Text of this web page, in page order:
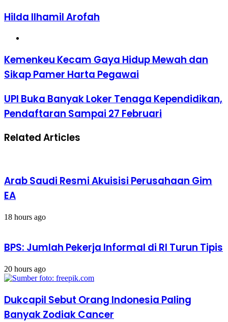
Hilda Ilhamil Arofah
Kemenkeu
Kecam
Gaya
dan
Sikap
Pamer
Pegawai
Kemenkeu Kecam Gaya Hidup Mewah dan
Sikap Pamer Harta Pegawai
UPI
Buka
Banyak
Tenaga
Kependidikan,
Februari
UPI Buka Banyak Loker Tenaga Kependidikan,
Pendaftaran Sampai 27 Februari
Related Articles
Arab Saudi Resmi Akuisisi Perusahaan Gim
EA
18 hours ago
BPS: Jumlah Pekerja Informal di RI Turun Tipis
20 hours ago
Dukcapil Sebut Orang Indonesia Paling
Banyak Zodiak Cancer